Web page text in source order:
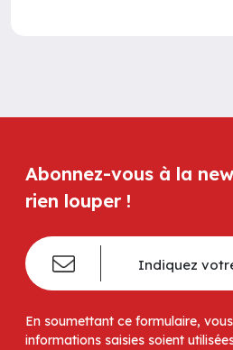
Abonnez-vous à la
rien louper !
En soumettant ce formulaire,
informations saisies soient